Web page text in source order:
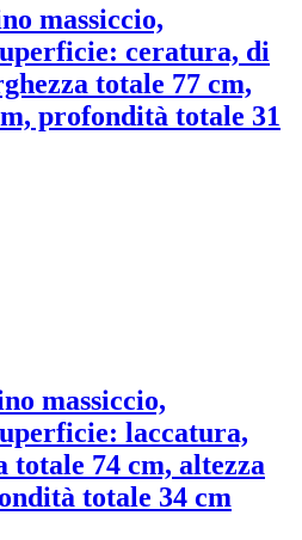
massiccio,
ceratura, di
totale 77 cm,
profondità totale 31
massiccio,
laccatura,
totale 74 cm, altezza
totale 34 cm